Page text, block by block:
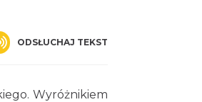
ODSŁUCHAJ TEKST
Wyróżnikiem